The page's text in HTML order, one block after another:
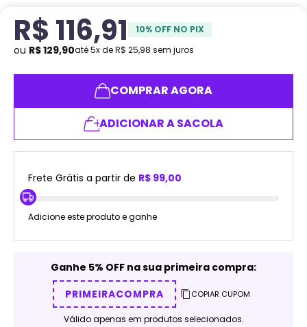
R$ 116,91 10% OFF NO PIX
ou R$129,90até5x deR$ 25,98 sem juros
COMPRAR AGORA
ADICIONAR A SACOLA
Frete Grátis a partir de R$ 99,00
Adicione este produto e ganhe
Ganhe 5% OFF na sua primeira compra:
PRIMEIRACOMPRA
COPIAR CUPOM
Válido apenas em produtos selecionados.